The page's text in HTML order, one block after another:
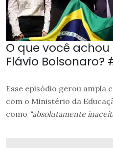
O que você
Flávio Bolsonaro?
Esse episódio gerou ampla
com o Ministério da
como “absolutamente